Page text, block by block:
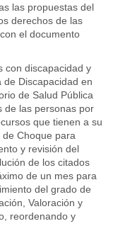
las propuestas del
derechos de las
el documento
con discapacidad y
Discapacidad en
de Salud Pública
de las personas por
que tienen a su
Choque para
y revisión del
de los citados
de un mes para
del grado de
Valoración y
reordenando y